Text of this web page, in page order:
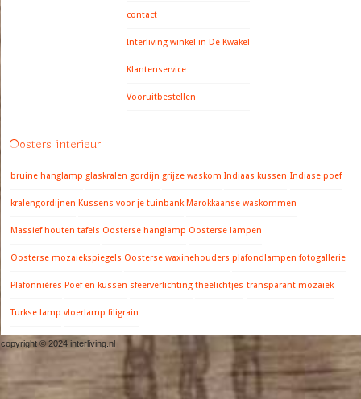
contact
Interliving winkel in De Kwakel
Klantenservice
Vooruitbestellen
Oosters interieur
bruine hanglamp glaskralen gordijn grijze waskom Indiaas kussen Indiase poef
kralengordijnen Kussens voor je tuinbank Marokkaanse waskommen
Massief houten tafels Oosterse hanglamp Oosterse lampen
Oosterse mozaiekspiegels Oosterse waxinehouders plafondlampen fotogallerie
Plafonnières Poef en kussen sfeerverlichting theelichtjes transparant mozaiek
Turkse lamp vloerlamp filigrain
copyright © 2024 interliving.nl